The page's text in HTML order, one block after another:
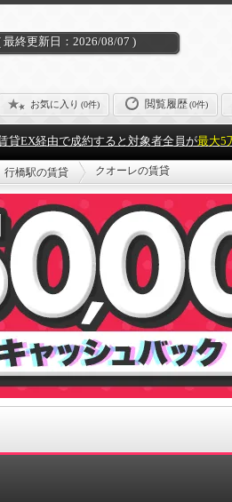
最終更新日：2026/08/07 )
お気に入り (0件) 閲覧履歴(0件)
貸EX経由で成約すると対象者全員が最大5
行橋駅の賃貸 クオーレの賃貸